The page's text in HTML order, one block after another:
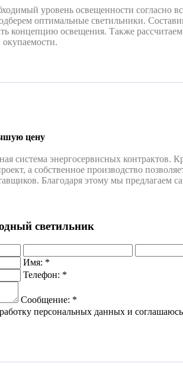
уровень освещенности согласно
оптимальные светильники.
концепцию освещения. Также
окупаемости.
цену
система энергосервисных контрактов.
а собственное производство
Благодаря этому мы предлагаем
светильник
Имя: *
Телефон: *
Сообщение: *
персональных данных и